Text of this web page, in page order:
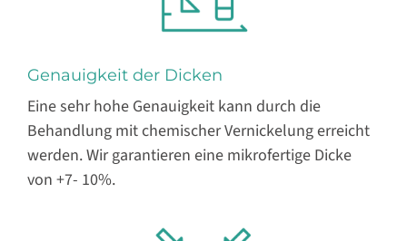
Genauigkeit der Dicken
Eine sehr hohe Genauigkeit kann durch die
Behandlung mit chemischer Vernickelung erreicht
werden. Wir garantieren eine mikrofertige Dicke
von +7- 10%.